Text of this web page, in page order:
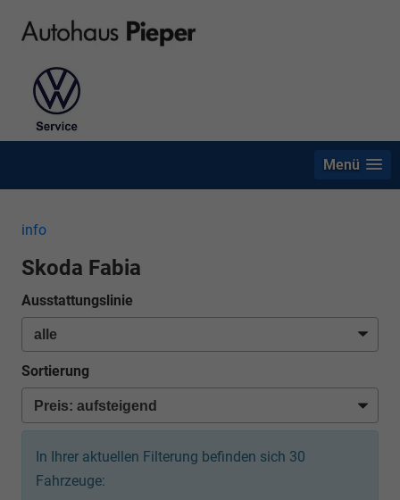
Menü
info
Skoda Fabia
Ausstattungslinie
Sortierung
In Ihrer aktuellen Filterung befinden sich 30
Fahrzeuge: